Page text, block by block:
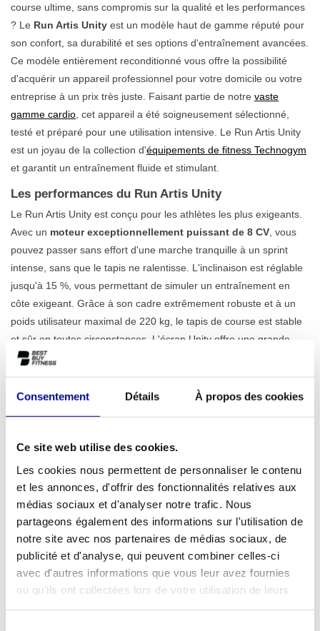
Consentement Détails À propos des cookies
Ce site web utilise des cookies.
Les cookies nous permettent de personnaliser le contenu
et les annonces, d'offrir des fonctionnalités relatives aux
médias sociaux et d'analyser notre trafic. Nous
partageons également des informations sur l'utilisation de
notre site avec nos partenaires de médias sociaux, de
publicité et d'analyse, qui peuvent combiner celles-ci
avec d'autres informations que vous leur avez fournies
ou qu'ils ont collectées lors de votre utilisation de leurs
course ultime, sans compromis sur la qualité et les performances
? Le Run Artis Unity est un modèle haut de gamme réputé pour
son confort, sa durabilité et ses options d'entraînement avancées.
Ce modèle entièrement reconditionné vous offre la possibilité
d'acquérir un appareil professionnel pour votre domicile ou votre
entreprise à un prix très juste. Faisant partie de notre vaste
gamme cardio , cet appareil a été soigneusement sélectionné,
testé et préparé pour une utilisation intensive. Le Run Artis Unity
est un joyau de la collection d'équipements de fitness Technogym
et garantit un entraînement fluide et stimulant.
Les performances du Run Artis Unity
Le Run Artis Unity est conçu pour les athlètes les plus exigeants.
Avec un moteur exceptionnellement puissant de 8 CV , vous
pouvez passer sans effort d'une marche tranquille à un sprint
intense, sans que le tapis ne ralentisse. L'inclinaison est réglable
jusqu'à 15 %, vous permettant de simuler un entraînement en
côte exigeant. Grâce à son cadre extrêmement robuste et à un
poids utilisateur maximal de 220 kg, le tapis de course est stable
et sûr en toutes circonstances. L'écran Unity offre une grande
variété de programmes d'entraînement, des sessions ciblées aux
entraînements basés sur la fréquence cardiaque, pour que
chaque séance soit différente. Découvrez également notre
Parfait pour un usage domestique et professionnel
Que vous soyez un sportif passionné à domicile recherchant la
qualité d'une salle de sport ou que vous souhaitiez aménager un
espace de fitness professionnel, le Run Artis Unity est un
excellent choix. L'appareil est conçu pour une utilisation
quotidienne intensive et s'intègre donc parfaitement dans une
salle de sport, un centre de fitness d'entreprise, un hôtel ou un
cabinet de physiothérapie. Sa construction durable et ses
performances fiables garantissent que vous investissez dans un